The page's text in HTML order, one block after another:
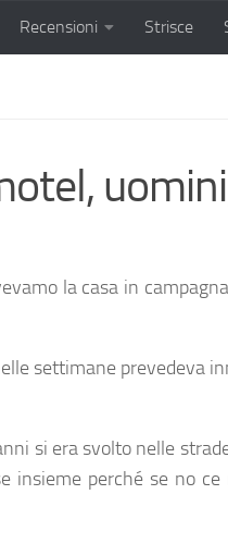
Recensioni Strisce
la casa in
settimane
si era svolto nelle
perché se no